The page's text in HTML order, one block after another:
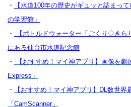
・
【水道100年の歴史がギュッと詰まっ
の学習館」
・
【ボトルドウォーター「ごくり◇きら
にある仙台市水道記念館
・
【おすすめ！マイ神アプリ】画像を劇
Express」
・
【おすすめ！マイ神アプリ】DL数世界
「CamScanner」